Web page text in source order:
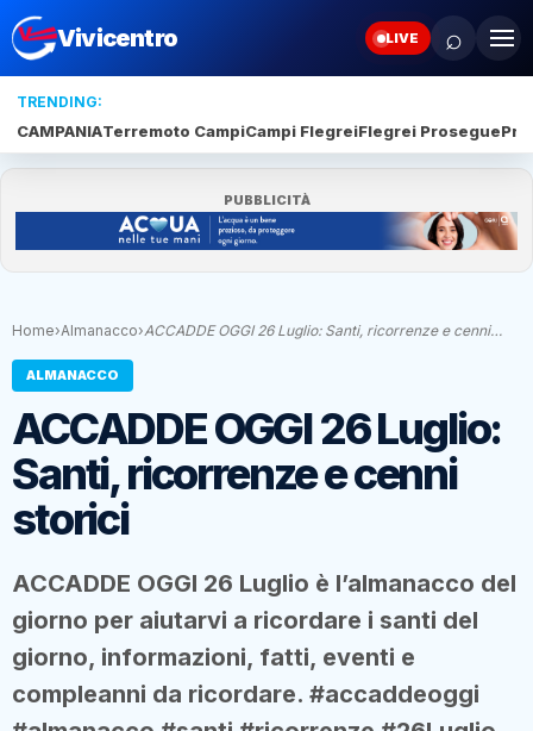
Vivicentro LIVE ⌕
TRENDING:
CAMPANIATerremoto CampiCampi FlegreiFlegrei Prosegue
PUBBLICITÀ
Home›Almanacco›ACCADDE OGGI 26 Luglio: Santi, ricorrenze e cenni…
ALMANACCO
ACCADDE OGGI 26 Luglio:
Santi, ricorrenze e cenni
storici
ACCADDE OGGI 26 Luglio è l’almanacco del
giorno per aiutarvi a ricordare i santi del
giorno, informazioni, fatti, eventi e
compleanni da ricordare. #accaddeoggi